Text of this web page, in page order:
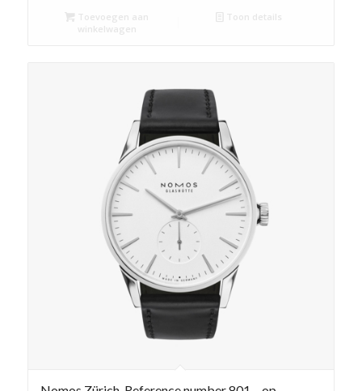
Toevoegen aan
winkelwagen
Toon details